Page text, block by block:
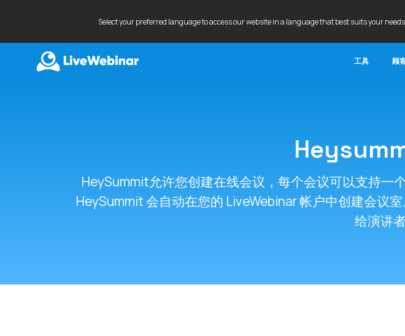
Select your preferred language to access our website in a language that best suits your
工具 顾
HeySummit允许您创建在线会议，每个会议可以支持一
HeySummit 会自动在您的 LiveWebinar 帐户中创建会议
给演讲